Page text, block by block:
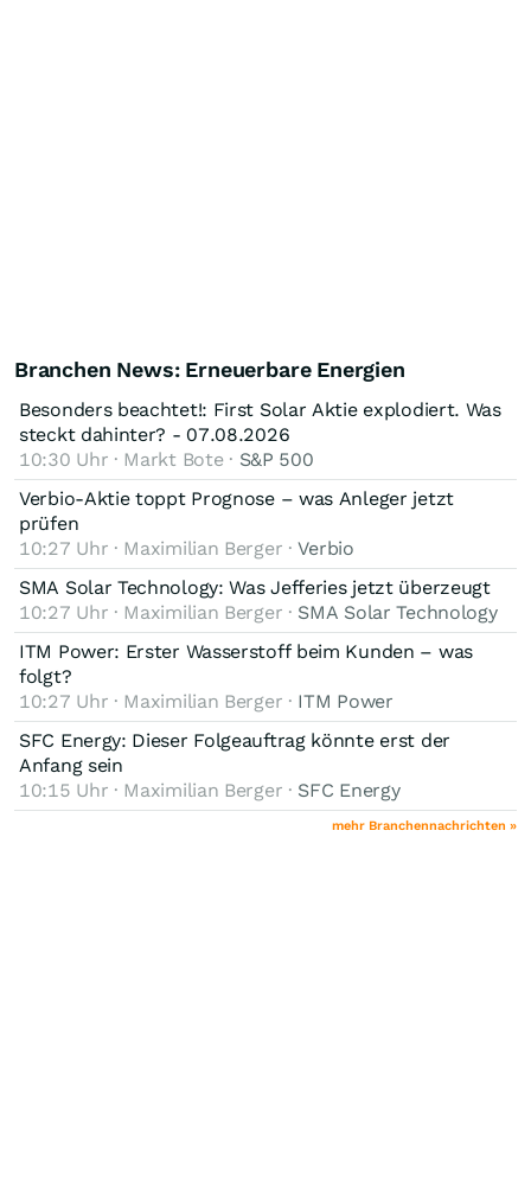
Branchen News: Erneuerbare Energien
Besonders beachtet!: First Solar Aktie explodiert. Was
steckt dahinter? - 07.08.2026
10:30 Uhr · Markt Bote · S&P 500
Verbio-Aktie toppt Prognose – was Anleger jetzt
prüfen
10:27 Uhr · Maximilian Berger ·Verbio
SMA Solar Technology: Was Jefferies jetzt überzeugt
10:27 Uhr · Maximilian Berger · SMA Solar Technology
ITM Power: Erster Wasserstoff beim Kunden – was
folgt?
10:27 Uhr · Maximilian Berger · ITM Power
SFC Energy: Dieser Folgeauftrag könnte erst der
Anfang sein
10:15 Uhr · Maximilian Berger · SFC Energy
mehr Branchennachrichten »